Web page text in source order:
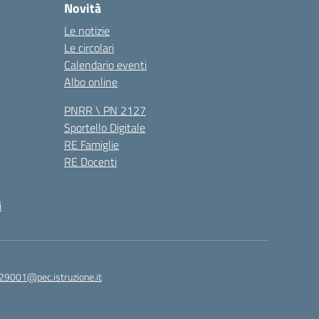
Novità
Le notizie
Le circolari
Calendario eventi
Albo online
PNRR \ PN 2127
Sportello Digitale
RE Famiglie
RE Docenti